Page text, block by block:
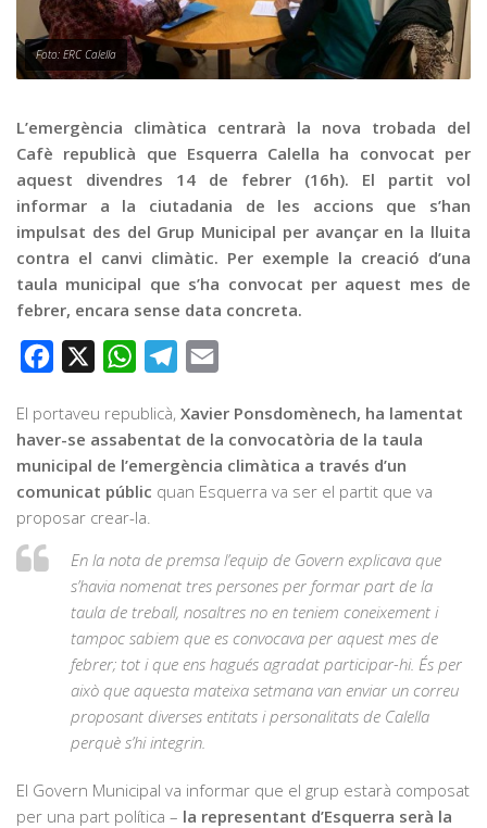
Publicitat
Contacte
Foto: ERC Calella
L’emergència climàtica centrarà la nova trobada del
Cafè republicà que Esquerra Calella ha convocat per
aquest divendres 14 de febrer (16h). El partit vol
informar a la ciutadania de les accions que s’han
impulsat des del Grup Municipal per avançar en la lluita
contra el canvi climàtic. Per exemple la creació d’una
taula municipal que s’ha convocat per aquest mes de
febrer, encara sense data concreta.
Facebook WhatsAppTelegram
El portaveu republicà, Xavier Ponsdomènech, ha lamentat
haver-se assabentat de la convocatòria de la taula
municipal de l’emergència climàtica a través d’un
comunicat públic quan Esquerra va ser el partit que va
proposar crear-la.
En la nota de premsa l’equip de Govern explicava que
s’havia nomenat tres persones per formar part de la
taula de treball, nosaltres no en teniem coneixement i
tampoc sabiem que es convocava per aquest mes de
febrer; tot i que ens hagués agradat participar-hi. És per
això que aquesta mateixa setmana van enviar un correu
proposant diverses entitats i personalitats de Calella
perquè s’hi integrin.
El Govern Municipal va informar que el grup estarà composat
per una part política – la representant d’Esquerra serà la